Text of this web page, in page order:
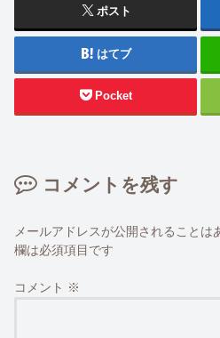
ポスト
はてブ
Pocket
コメントを残す
メールアドレスが公開されることは
欄は必須項目です
コメント ※